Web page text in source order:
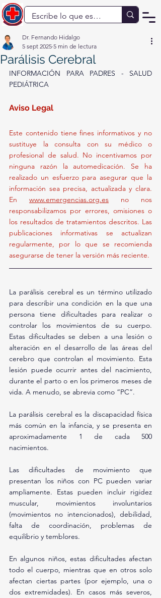
Parálisis Cerebral
Dr. Fernando Hidalgo
5 sept 2025 5 min de lectura
INFORMACIÓN PARA PADRES - SALUD
PEDIÁTRICA
Aviso Legal
Este contenido tiene fines informativos y no
sustituye la consulta con su médico o
profesional de salud. No incentivamos por
ninguna razón la automedicación. Se ha
realizado un esfuerzo para asegurar que la
información sea precisa, actualizada y clara.
En www.emergencias.org.es no nos
responsabilizamos por errores, omisiones o
los resultados de tratamientos descritos. Las
publicaciones informativas se actualizan
regularmente, por lo que se recomienda
asegurarse de tener la versión más reciente.
La parálisis cerebral es un término utilizado
para describir una condición en la que una
persona tiene dificultades para realizar o
controlar los movimientos de su cuerpo.
Estas dificultades se deben a una lesión o
alteración en el desarrollo de las áreas del
cerebro que controlan el movimiento. Esta
lesión puede ocurrir antes del nacimiento,
durante el parto o en los primeros meses de
vida. A menudo, se abrevia como “PC”.
La parálisis cerebral es la discapacidad física
más común en la infancia, y se presenta en
aproximadamente 1 de cada 500
nacimientos.
Las dificultades de movimiento que
presentan los niños con PC pueden variar
ampliamente. Estas pueden incluir rigidez
muscular, movimientos involuntarios
(movimientos no intencionados), debilidad,
falta de coordinación, problemas de
equilibrio y temblores.
En algunos niños, estas dificultades afectan
todo el cuerpo, mientras que en otros solo
afectan ciertas partes (por ejemplo, una o
dos extremidades). En casos más severos,